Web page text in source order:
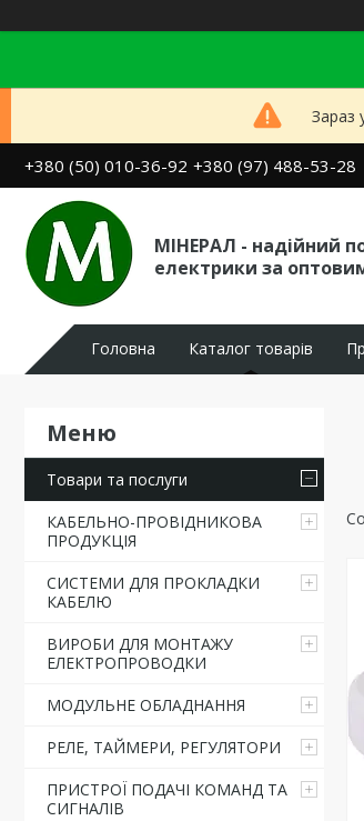
Зараз
+380 (50) 010-36-92 +380 (97) 488-53-28
МІНЕРАЛ - надійний
електрики за
Головна Каталог товарів
Товари та послуги
КАБЕЛЬНО-ПРОВІДНИКОВА
ПРОДУКЦІЯ
СИСТЕМИ ДЛЯ ПРОКЛАДКИ
КАБЕЛЮ
ВИРОБИ ДЛЯ МОНТАЖУ
ЕЛЕКТРОПРОВОДКИ
МОДУЛЬНЕ ОБЛАДНАННЯ
РЕЛЕ, ТАЙМЕРИ, РЕГУЛЯТОРИ
ПРИСТРОЇ ПОДАЧІ КОМАНД ТА
СИГНАЛІВ